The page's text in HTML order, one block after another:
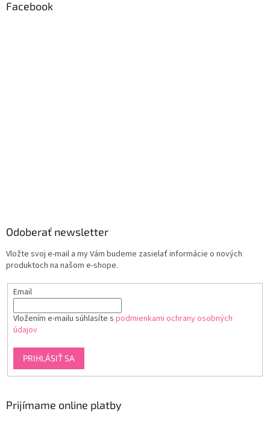
Facebook
Odoberať newsletter
Vložte svoj e-mail a my Vám budeme zasielať informácie o nových
produktoch na našom e-shope.
Email
Vložením e-mailu súhlasíte s podmienkami ochrany osobných
údajov
PRIHLÁSIŤ SA
Prijímame online platby